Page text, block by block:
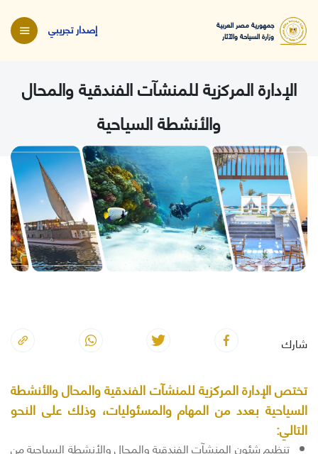
جمهورية مصر العربية
وزارة السياحة والآثار
إصدار تجريبي
الإدارة المركزية للمنشآت الفندقية والمحال
والأنشطة السياحية
شارك
تختص الإدارة المركزية للمنشآت الفندقية والمحال والأنشطة
السياحية بعدد من المهام والمسئوليات، وذلك على النحو
التالي:
تنظيم شئون المنشآت الفندقية والمحال والأنشطة السياحية من